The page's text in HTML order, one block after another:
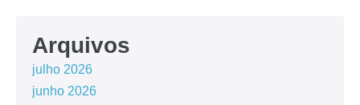
Arquivos
julho 2026
junho 2026